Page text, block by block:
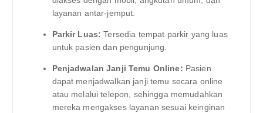
layanan antar-jemput.
Parkir Luas: Tersedia tempat parkir yang luas
untuk pasien dan pengunjung.
Penjadwalan Janji Temu Online: Pasien
dapat menjadwalkan janji temu secara online
atau melalui telepon, sehingga memudahkan
mereka mengakses layanan sesuai keinginan